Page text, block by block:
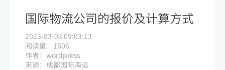
国际物流公司的报价及计算方式
2023-03-03 09:03:13
阅读量：1606
作者：wordpress
来源：成都国际海运